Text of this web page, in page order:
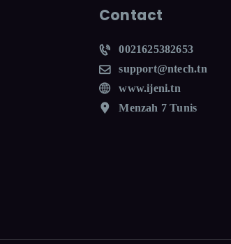
Contact
0021625382653
support@ntech.tn
www.ijeni.tn
Menzah 7 Tunis